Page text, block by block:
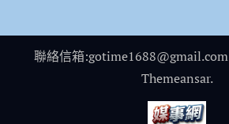
聯絡信箱:gotime1688@gmail.com
Themeansar.